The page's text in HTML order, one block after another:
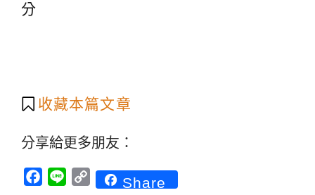
分
收藏本篇文章
分享給更多朋友：
Facebook
Line CopyShare